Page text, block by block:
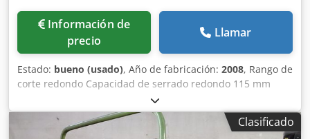
Información de
precio
Llamar
Estado: bueno (usado), Año de fabricación: 2008, Rango de
corte redondo Capacidad de serrado redondo 115 mm
Diámetro máx. de la hoja de sierra Diámetro máx. de la
hoja de sierra 350 mm Área de corte rectangular
Capacidad de corte rectangular 200 x 70 mm Csdpfxorz Rw
Clasificado